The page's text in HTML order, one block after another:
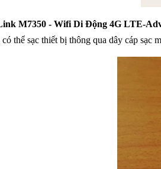
M7350 - Wifi Di Động 4G LTE-
có thể sạc thiết bị thông qua dây cáp sạc